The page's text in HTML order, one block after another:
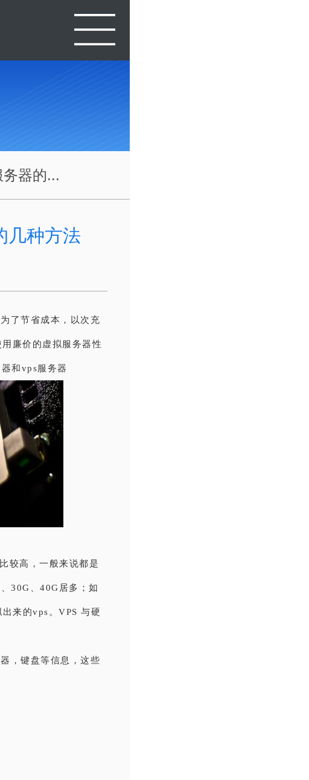
器的...
几种方法
了节省成本，以次充
廉价的 虚拟服务器性
和vps服务器
较高，一般来说都是
30G、40G居多；如
来的vps。VPS 与硬
，键盘等信息，这些